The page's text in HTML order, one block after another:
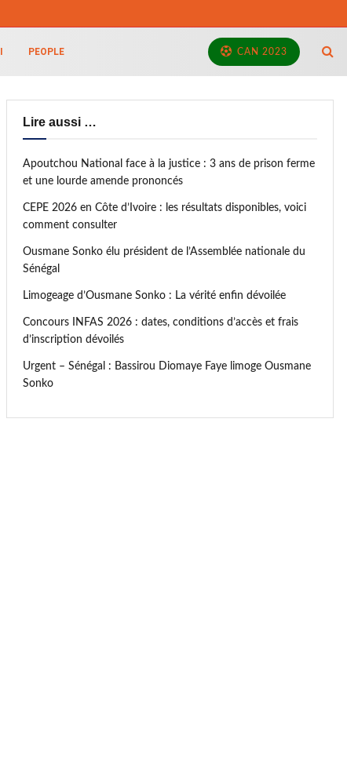
PEOPLE CAN 2023
Lire aussi …
Apoutchou National face à la justice : 3 ans de prison ferme
et une lourde amende prononcés
CEPE 2026 en Côte d’Ivoire : les résultats disponibles, voici
comment consulter
Ousmane Sonko élu président de l’Assemblée nationale du
Sénégal
Limogeage d’Ousmane Sonko : La vérité enfin dévoilée
Concours INFAS 2026 : dates, conditions d’accès et frais
d’inscription dévoilés
Urgent – Sénégal : Bassirou Diomaye Faye limoge Ousmane
Sonko